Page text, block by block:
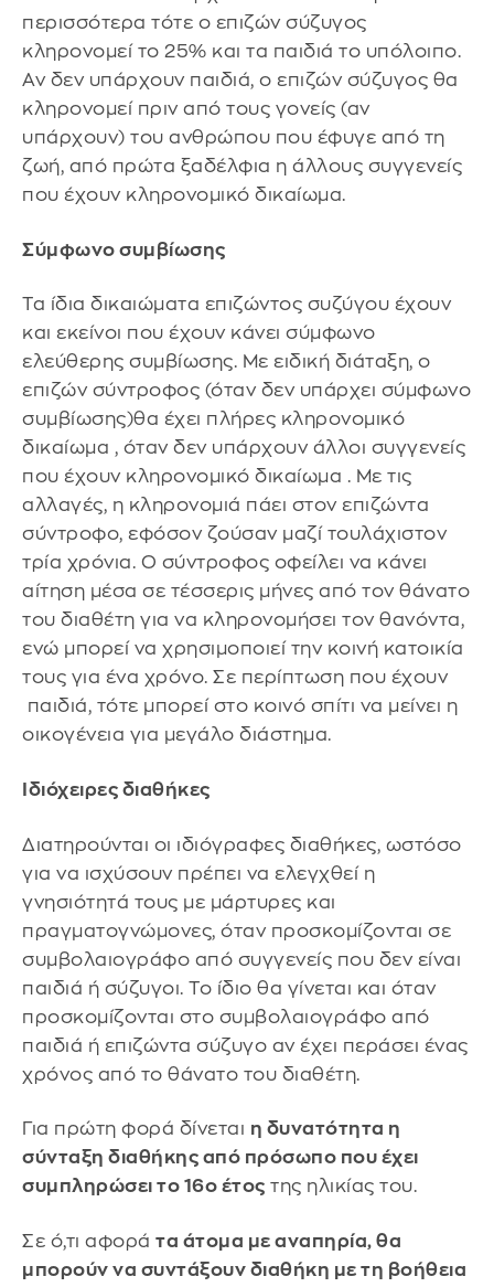
περισσότερα τότε ο επιζών σύζυγος
κληρονομεί το 25% και τα παιδιά το υπόλοιπο.
Αν δεν υπάρχουν παιδιά, ο επιζών σύζυγος θα
κληρονομεί πριν από τους γονείς (αν
υπάρχουν) του ανθρώπου που έφυγε από τη
ζωή, από πρώτα ξαδέλφια η άλλους συγγενείς
που έχουν κληρονομικό δικαίωμα.
Σύμφωνο συμβίωσης
Τα ίδια δικαιώματα επιζώντος συζύγου έχουν
και εκείνοι που έχουν κάνει σύμφωνο
ελεύθερης συμβίωσης. Με ειδική διάταξη, ο
επιζών σύντροφος (όταν δεν υπάρχει σύμφωνο
συμβίωσης)θα έχει πλήρες κληρονομικό
δικαίωμα , όταν δεν υπάρχουν άλλοι συγγενείς
που έχουν κληρονομικό δικαίωμα . Με τις
αλλαγές, η κληρονομιά πάει στον επιζώντα
σύντροφο, εφόσον ζούσαν μαζί τουλάχιστον
τρία χρόνια. Ο σύντροφος οφείλει να κάνει
αίτηση μέσα σε τέσσερις μήνες από τον θάνατο
του διαθέτη για να κληρονομήσει τον θανόντα,
ενώ μπορεί να χρησιμοποιεί την κοινή κατοικία
τους για ένα χρόνο. Σε περίπτωση που έχουν
παιδιά, τότε μπορεί στο κοινό σπίτι να μείνει η
οικογένεια για μεγάλο διάστημα.
Ιδιόχειρες διαθήκες
Διατηρούνται οι ιδιόγραφες διαθήκες, ωστόσο
για να ισχύσουν πρέπει να ελεγχθεί η
γνησιότητά τους με μάρτυρες και
πραγματογνώμονες, όταν προσκομίζονται σε
συμβολαιογράφο από συγγενείς που δεν είναι
παιδιά ή σύζυγοι. Το ίδιο θα γίνεται και όταν
προσκομίζονται στο συμβολαιογράφο από
παιδιά ή επιζώντα σύζυγο αν έχει περάσει ένας
χρόνος από το θάνατο του διαθέτη.
Για πρώτη φορά δίνεται η δυνατότητα η
σύνταξη διαθήκης από πρόσωπο που έχει
συμπληρώσει το 16ο έτος της ηλικίας του.
Σε ό,τι αφορά τα άτομα με αναπηρία, θα
μπορούν να συντάξουν διαθήκη με τη βοήθεια